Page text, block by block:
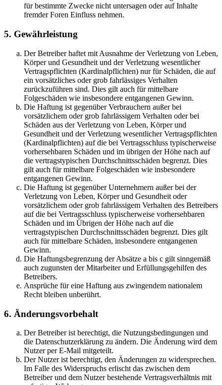
für bestimmte Zwecke nicht untersagen oder auf Inhalte
fremder Foren Einfluss nehmen.
5. Gewährleistung
Der Betreiber haftet mit Ausnahme der Verletzung von Leben,
Körper und Gesundheit und der Verletzung wesentlicher
Vertragspflichten (Kardinalpflichten) nur für Schäden, die auf
ein vorsätzliches oder grob fahrlässiges Verhalten
zurückzuführen sind. Dies gilt auch für mittelbare
Folgeschäden wie insbesondere entgangenen Gewinn.
Die Haftung ist gegenüber Verbrauchern außer bei
vorsätzlichem oder grob fahrlässigem Verhalten oder bei
Schäden aus der Verletzung von Leben, Körper und
Gesundheit und der Verletzung wesentlicher Vertragspflichten
(Kardinalpflichten) auf die bei Vertragsschluss typischerweise
vorhersehbaren Schäden und im übrigen der Höhe nach auf
die vertragstypischen Durchschnittsschäden begrenzt. Dies
gilt auch für mittelbare Folgeschäden wie insbesondere
entgangenen Gewinn.
Die Haftung ist gegenüber Unternehmern außer bei der
Verletzung von Leben, Körper und Gesundheit oder
vorsätzlichem oder grob fahrlässigem Verhalten des Betreibers
auf die bei Vertragsschluss typischerweise vorhersehbaren
Schäden und im Übrigen der Höhe nach auf die
vertragstypischen Durchschnittsschäden begrenzt. Dies gilt
auch für mittelbare Schäden, insbesondere entgangenen
Gewinn.
Die Haftungsbegrenzung der Absätze a bis c gilt sinngemäß
auch zugunsten der Mitarbeiter und Erfüllungsgehilfen des
Betreibers.
Ansprüche für eine Haftung aus zwingendem nationalem
Recht bleiben unberührt.
6. Änderungsvorbehalt
Der Betreiber ist berechtigt, die Nutzungsbedingungen und
die Datenschutzerklärung zu ändern. Die Änderung wird dem
Nutzer per E-Mail mitgeteilt.
Der Nutzer ist berechtigt, den Änderungen zu widersprechen.
Im Falle des Widerspruchs erlischt das zwischen dem
Betreiber und dem Nutzer bestehende Vertragsverhältnis mit